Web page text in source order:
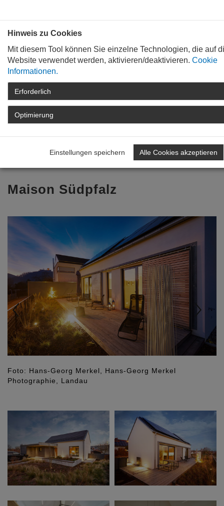
STARTSEITE
ARCHIV
TAG DER ARCHITEKTUR
2022
Zurück zur Übersicht
Maison Südpfalz
Foto: Hans-Georg Merkel, Hans-Georg Merkel
Photographie, Landau
Previous
Hinweis zu Cookies
Mit diesem Tool können Sie einzelne Technologien, die auf
Website verwendet werden, aktivieren/deaktivieren. Cookie
Informationen.
Erforderlich
Optimierung
Einstellungen speichern Alle Cookies akzeptieren